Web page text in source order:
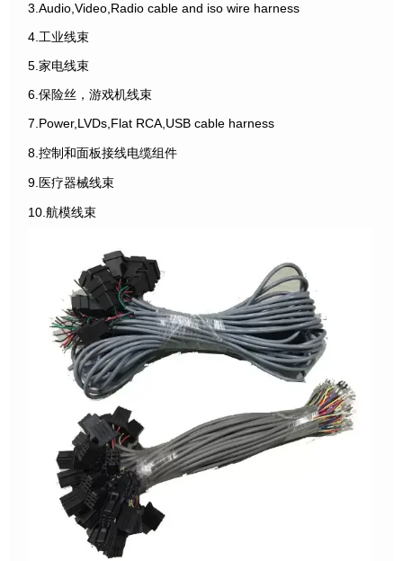
3.Audio,Video,Radio cable and iso wire harness
4.工业线束
5.家电线束
6.保险丝，游戏机线束
7.Power,LVDs,Flat RCA,USB cable harness
8.控制和面板接线电缆组件
9.医疗器械线束
10.航模线束